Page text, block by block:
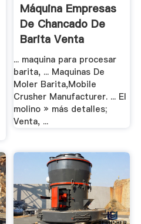
Máquina Empresas
De Chancado De
Barita Venta
... maquina para procesar
barita, ... Maquinas De
Moler Barita,Mobile
Crusher Manufacturer. ... El
molino » más detalles;
Venta, ...